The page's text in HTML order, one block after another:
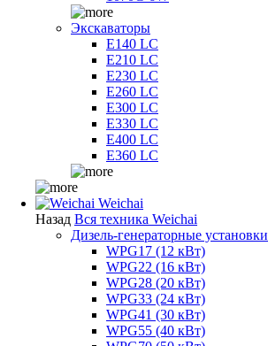
Экскаваторы
E140 LC
E210 LC
E230 LC
E260 LC
E300 LC
E330 LC
E400 LC
E360 LC
Weichai
Назад Вся техника Weichai
Дизель-генераторные установки
WPG17 (12 кВт)
WPG22 (16 кВт)
WPG28 (20 кВт)
WPG33 (24 кВт)
WPG41 (30 кВт)
WPG55 (40 кВт)